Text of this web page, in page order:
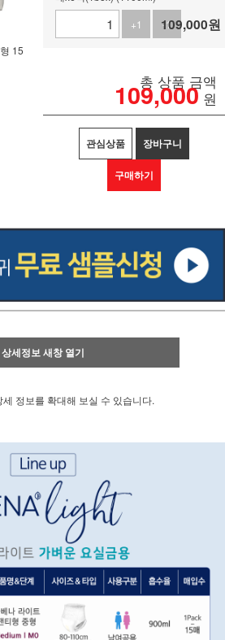
15
+1
-1
109,000원
총 상품 금액
109,000 원
관심상품 장바구니
구매하기
상세정보 새창 열기
세 정보를 확대해 보실 수 있습니다.